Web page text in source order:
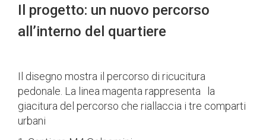
impegnati
nel quartiere
Il processo progettuale partecipato
Gli architetti condotti si confrontano
con gli abitanti del quartiere
La presentazione del progetto alla
Il 7 novembre G124 presenta il
progetto di rammendo per il
quartiere Giambellino a Milano
Il progetto: un nuovo percorso
all’interno del quartiere
Il disegno mostra il percorso di ricucitura
pedonale. La linea magenta rappresenta la
giacitura del percorso che riallaccia i tre comparti
urbani